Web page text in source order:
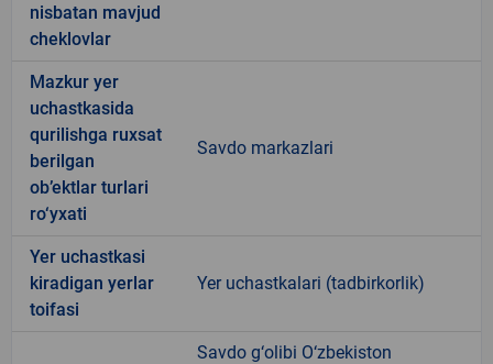
nisbatan mavjud
cheklovlar
Mazkur yer
uchastkasida
qurilishga ruxsat
berilgan
ob’ektlar turlari
ro‘yxati
Savdo markazlari
Yer uchastkasi
kiradigan yerlar
toifasi
Yer uchastkalari (tadbirkorlik)
Savdo g‘olibi O‘zbekiston